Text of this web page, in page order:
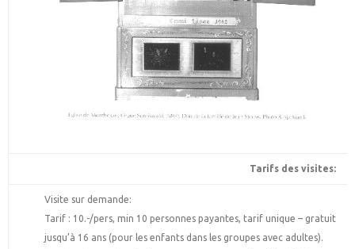
Tarifs des visites:
Visite sur demande:
Tarif : 10.-/pers, min 10 personnes payantes, tarif unique – gratuit
jusqu’à 16 ans (pour les enfants dans les groupes avec adultes).